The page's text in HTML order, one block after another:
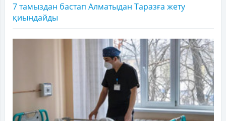
7 тамыздан бастап Алматыдан Таразға жету
қиындайды